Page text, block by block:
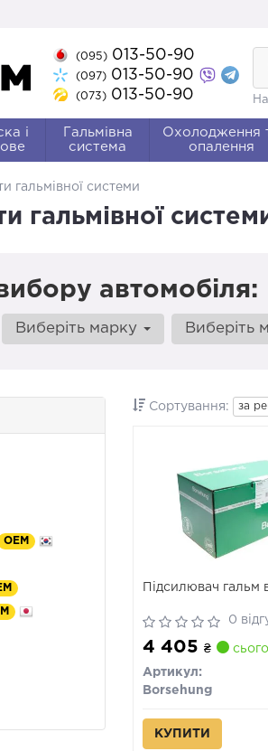
(095)013-50-90
(097)013-50-90
(073)013-50-90
і
Гальмівна
система
Охолодження
опалення
гальмівної системи
гальмівної
вибору автомобіля:
Виберіть марку Виберіть
OEM
Сортування: за
Підсилювач гальм
0
4 405 ₴
Артикул:
Borsehung
КУПИТИ